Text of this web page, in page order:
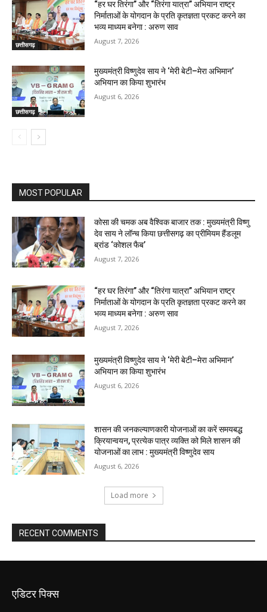
छत्तीसगढ़
“हर घर तिरंगा” और “तिरंगा यात्रा” अभियान राष्ट्र
निर्माताओं के योगदान के प्रति कृतज्ञता प्रकट करने का
भव्य माध्यम बनेगा : अरुण साव
August 7, 2026
छत्तीसगढ़
मुख्यमंत्री विष्णुदेव साय ने ‘मेरी बेटी–मेरा अभिमान’
अभियान का किया शुभारंभ
August 6, 2026
MOST POPULAR
कोसा की चमक अब वैश्विक बाजार तक : मुख्यमंत्री विष्णु
देव साय ने लॉन्च किया छत्तीसगढ़ का प्रीमियम हैंडलूम
ब्रांड ‘कोशल फैब’
August 7, 2026
“हर घर तिरंगा” और “तिरंगा यात्रा” अभियान राष्ट्र
निर्माताओं के योगदान के प्रति कृतज्ञता प्रकट करने का
भव्य माध्यम बनेगा : अरुण साव
August 7, 2026
मुख्यमंत्री विष्णुदेव साय ने ‘मेरी बेटी–मेरा अभिमान’
अभियान का किया शुभारंभ
August 6, 2026
शासन की जनकल्याणकारी योजनाओं का करें समयबद्ध
क्रियान्वयन, प्रत्येक पात्र व्यक्ति को मिले शासन की
योजनाओं का लाभ : मुख्यमंत्री विष्णुदेव साय
August 6, 2026
Load more
RECENT COMMENTS
एडिटर पिक्स